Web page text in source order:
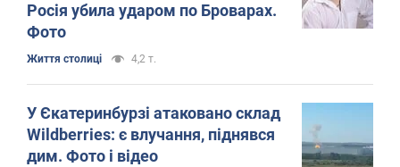
Росія убила ударом по Броварах.
Фото
Життя столиці 4,2 т.
У Єкатеринбурзі атаковано склад
Wildberries: є влучання, піднявся
дим. Фото і відео